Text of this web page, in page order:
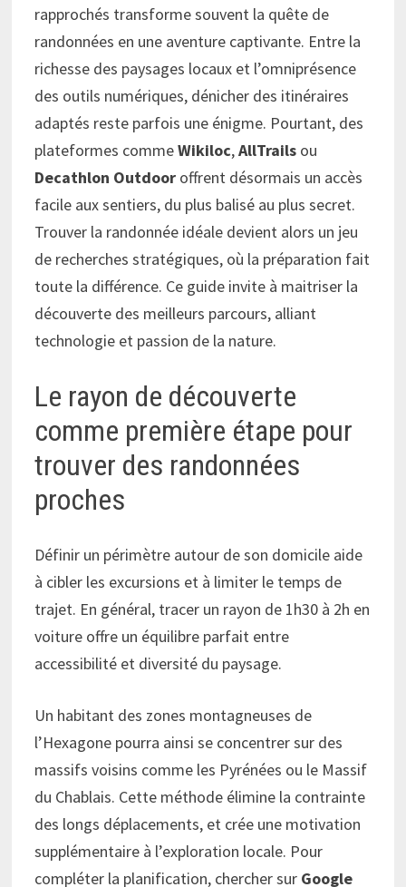
rapprochés transforme souvent la quête de
randonnées en une aventure captivante. Entre la
richesse des paysages locaux et l’omniprésence
des outils numériques, dénicher des itinéraires
adaptés reste parfois une énigme. Pourtant, des
plateformes commeWikiloc,AllTrails ou
Decathlon Outdoor offrent désormais un accès
facile aux sentiers, du plus balisé au plus secret.
Trouver la randonnée idéale devient alors un jeu
de recherches stratégiques, où la préparation fait
toute la différence. Ce guide invite à maitriser la
découverte des meilleurs parcours, alliant
technologie et passion de la nature.
Le rayon de découverte
comme première étape pour
trouver des randonnées
proches
Définir un périmètre autour de son domicile aide
à cibler les excursions et à limiter le temps de
trajet. En général, tracer un rayon de 1h30 à 2h en
voiture offre un équilibre parfait entre
accessibilité et diversité du paysage.
Un habitant des zones montagneuses de
l’Hexagone pourra ainsi se concentrer sur des
massifs voisins comme les Pyrénées ou le Massif
du Chablais. Cette méthode élimine la contrainte
des longs déplacements, et crée une motivation
supplémentaire à l’exploration locale. Pour
compléter la planification, chercher sur Google